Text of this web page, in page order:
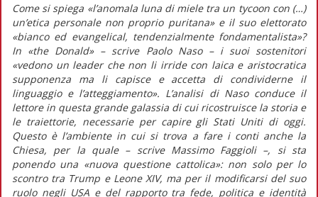
Come si spiega «l’anomala luna di miele tra un tycoon con (…)
un’etica personale non proprio puritana» e il suo elettorato
«bianco ed evangelical, tendenzialmente fondamentalista»?
In «the Donald»– scrive Paolo Naso – i suoi sostenitori
«vedono un leader che non li irride con laica e aristocratica
supponenza ma li capisce e accetta di condividerne il
linguaggio e l’atteggiamento». L’analisi di Naso conduce il
lettore in questa grande galassia di cui ricostruisce la storia e
le traiettorie, necessarie per capire gli Stati Uniti di oggi.
Questo è l’ambiente in cui si trova a fare i conti anche la
Chiesa, per la quale – scrive Massimo Faggioli –, si sta
ponendo una «nuova questione cattolica»: non solo per lo
scontro tra Trump e Leone XIV, ma per il modificarsi del suo
ruolo negli USA e del rapporto tra fede, politica e identità